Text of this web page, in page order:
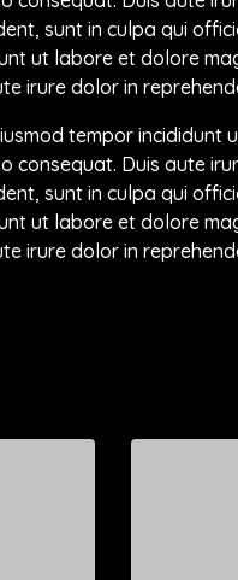
sunt in culpa qui
ut labore et dolore
irure dolor in
tempor incididunt
Duis aute
sunt in culpa qui
ut labore et dolore
irure dolor in